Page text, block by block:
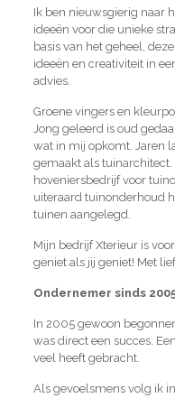
Ik ben nieuwsgierig naar
ideeën voor die unieke
basis van het geheel,
ideeën en creativiteit in
advies.
Groene vingers en
Jong geleerd is oud
wat in mij opkomt. Jaren
gemaakt als
hoveniersbedrijf voor
uiteraard tuinonderhoud
tuinen aangelegd.
Mijn bedrijf Xterieur is
geniet als jij geniet! Met
Ondernemer sinds
In 2005 gewoon
was direct een succes.
veel heeft gebracht.
Als gevoelsmens volg ik